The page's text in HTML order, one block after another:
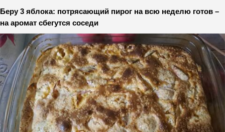
Беру 3 яблока: потрясающий пирог на всю неделю готов –
на аромат сбегутся соседи